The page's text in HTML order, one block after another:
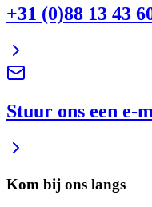
+31 (0)88 13 43
Stuur ons een e-
Kom bij ons langs